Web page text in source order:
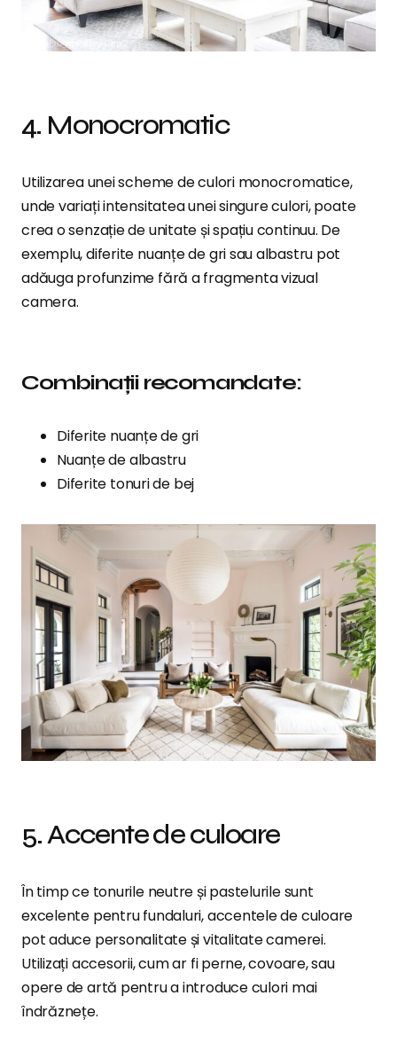
4. Monocromatic
Utilizarea unei scheme de culori monocromatice,
unde variați intensitatea unei singure culori, poate
crea o senzație de unitate și spațiu continuu. De
exemplu, diferite nuanțe de gri sau albastru pot
adăuga profunzime fără a fragmenta vizual
camera.
Combinații recomandate:
Diferite nuanțe de gri
Nuanțe de albastru
Diferite tonuri de bej
5. Accente de culoare
În timp ce tonurile neutre și pastelurile sunt
excelente pentru fundaluri, accentele de culoare
pot aduce personalitate și vitalitate camerei.
Utilizați accesorii, cum ar fi perne, covoare, sau
opere de artă pentru a introduce culori mai
îndrăznețe.